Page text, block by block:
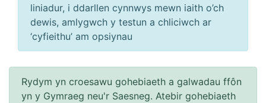
liniadur, i ddarllen cynnwys mewn iaith o’ch
dewis, amlygwch y testun a chliciwch ar
‘cyfieithu’ am opsiynau
Rydym yn croesawu gohebiaeth a galwadau ffôn
yn y Gymraeg neu'r Saesneg. Atebir gohebiaeth